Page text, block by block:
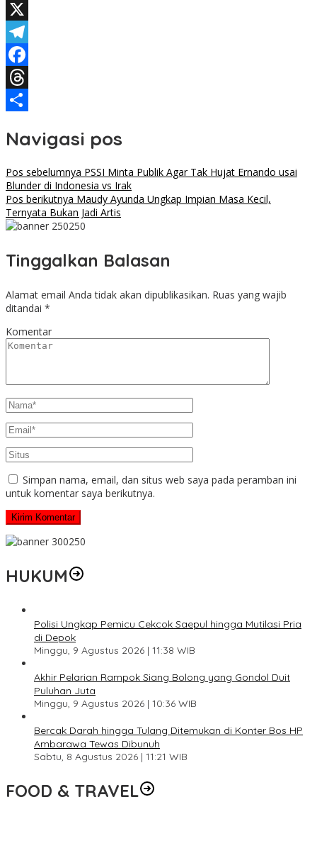
WhatsApp
X
Telegram
Facebook
Threads
Navigasi pos
Pos sebelumnya PSSI Minta Publik Agar Tak Hujat Ernando usai
Blunder di Indonesia vs Irak
Pos berikutnya Maudy Ayunda Ungkap Impian Masa Kecil,
Ternyata Bukan Jadi Artis
Tinggalkan Balasan
Alamat email Anda tidak akan dipublikasikan. Ruas yang wajib
ditandai *
Komentar
Simpan nama, email, dan situs web saya pada peramban ini
untuk komentar saya berikutnya.
HUKUM
Polisi Ungkap Pemicu Cekcok Saepul hingga Mutilasi Pria
di Depok
Minggu, 9 Agustus 2026 | 11:38 WIB
Akhir Pelarian Rampok Siang Bolong yang Gondol Duit
Puluhan Juta
Minggu, 9 Agustus 2026 | 10:36 WIB
Bercak Darah hingga Tulang Ditemukan di Konter Bos HP
Ambarawa Tewas Dibunuh
Sabtu, 8 Agustus 2026 | 11:21 WIB
FOOD & TRAVEL